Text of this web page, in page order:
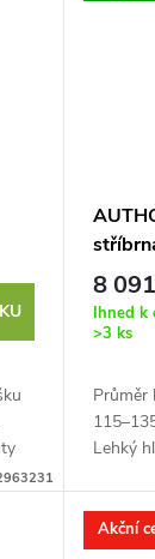
V
8
Ihned k
>3 ks
Průměr
Lehký
Akční